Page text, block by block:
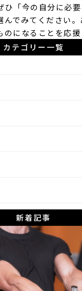
ひ「今の自分に必
んでみてください
のになることを応援
カテゴリー一覧
新着記事